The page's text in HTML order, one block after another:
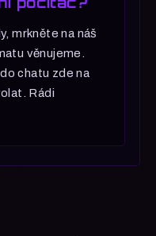
mrkněte na náš
věnujeme.
chatu zde na
Rádi